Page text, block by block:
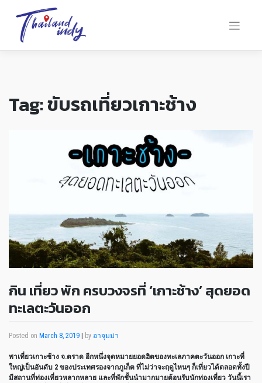
Tag:ขับรถเที่ยวเกาะช้าง
กิน เที่ยว พัก ครบวงจรที่ ‘เกาะช้าง’ สุดยอด
ทะเลตะวันออก
Posted on March 8, 2019 | by อาจุมม่า
พาเที่ยวเกาะช้าง จ.ตราด อีกหนึ่งจุดหมายยอดฮิตของทะเลภาคตะวันออก เกาะที่
ใหญ่เป็นอันดับ 2 ของประเทศรองจากภูเก็ต ที่ไม่ว่าจะฤดูไหนๆ ก็เที่ยวได้ตลอดทั้งปี
มีสถานที่ท่องเที่ยวหลากหลาย และที่พักชั้นนำมากมายต้อนรับนักท่องเที่ยว วันนี้เรา